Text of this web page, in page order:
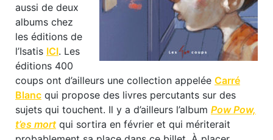
aussi de deux
albums chez
les éditions de
l’Isatis ICI. Les
éditions 400
coups ont d’ailleurs une collection appelée Carré
Blanc qui propose des livres percutants sur des
sujets qui touchent. Il y a d’ailleurs l’album Pow Pow,
t’es mort qui sortira en février et qui mériterait